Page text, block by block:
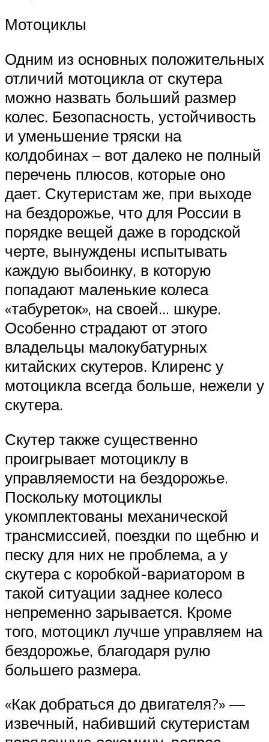
Мотоциклы
Одним из основных положительных
отличий мотоцикла от скутера
можно назвать больший размер
колес. Безопасность, устойчивость
и уменьшение тряски на
колдобинах – вот далеко не полный
перечень плюсов, которые оно
дает. Скутеристам же, при выходе
на бездорожье, что для России в
порядке вещей даже в городской
черте, вынуждены испытывать
каждую выбоинку, в которую
попадают маленькие колеса
«табуреток», на своей… шкуре.
Особенно страдают от этого
владельцы малокубатурных
китайских скутеров. Клиренс у
мотоцикла всегда больше, нежели у
скутера.
Скутер также существенно
проигрывает мотоциклу в
управляемости на бездорожье.
Поскольку мотоциклы
укомплектованы механической
трансмиссией, поездки по щебню и
песку для них не проблема, а у
скутера с коробкой-вариатором в
такой ситуации заднее колесо
непременно зарывается. Кроме
того, мотоцикл лучше управляем на
бездорожье, благодаря рулю
большего размера.
«Как добраться до двигателя?» —
извечный, набивший скутеристам